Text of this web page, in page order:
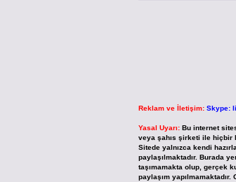
Reklam ve İletişim: Skype:
Yasal Uyarı: Bu internet
veya şahıs şirketi ile hiçbir
Sitede yalnızca kendi
paylaşılmaktadır. Burada
taşımamakta olup, gerçek
paylaşım